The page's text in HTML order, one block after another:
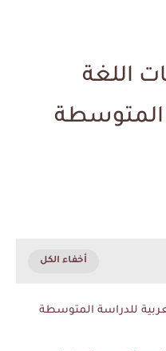
اللغة
المتوسطة
للدراسة المتوسطة